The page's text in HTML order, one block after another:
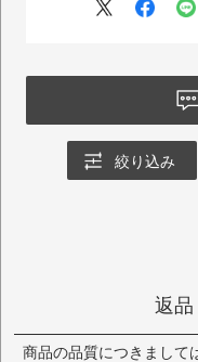
絞り込み
返品
商品の品質につきまして